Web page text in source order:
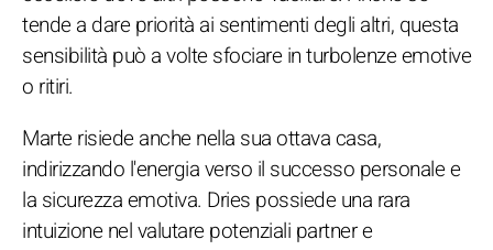
tende a dare priorità ai sentimenti degli altri, questa
sensibilità può a volte sfociare in turbolenze emotive
o ritiri.
Marte risiede anche nella sua ottava casa,
indirizzando l'energia verso il successo personale e
la sicurezza emotiva. Dries possiede una rara
intuizione nel valutare potenziali partner e